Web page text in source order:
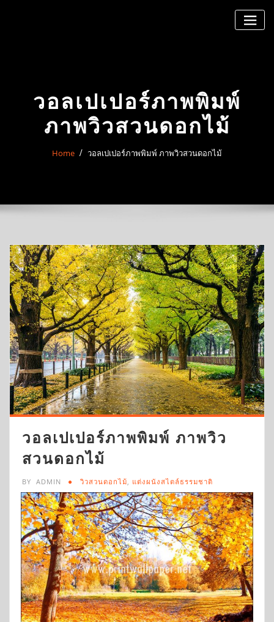
วอลเปเปอร์ภาพพิมพ์
ภาพวิวสวนดอกไม้
Home วอลเปเปอร์ภาพพิมพ์ ภาพวิวสวนดอกไม้
วอลเปเปอร์ภาพพิมพ์ ภาพวิว
สวนดอกไม้
BY ADMIN วิวสวนดอกไม้, แต่งผนังสไตล์ธรรมชาติ